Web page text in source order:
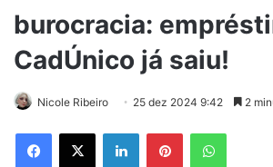
burocracia:
CadÚnico já saiu!
Nicole Ribeiro 25 dez 2024 9:42 2
Facebook
X LinkedinPinterest